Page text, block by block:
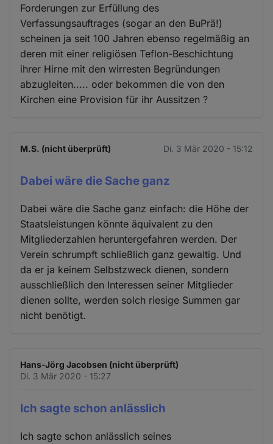
Forderungen zur Erfüllung des
Verfassungsauftrages (sogar an den BuPrä!)
scheinen ja seit 100 Jahren ebenso regelmäßig an
deren mit einer religiösen Teflon-Beschichtung
ihrer Hirne mit den wirresten Begründungen
abzugleiten..... oder bekommen die von den
Kirchen eine Provision für ihr Aussitzen ?
M.S. (nicht überprüft) Di. 3 Mär 2020 - 15:12
Dabei wäre die Sache ganz
Dabei wäre die Sache ganz einfach: die Höhe der
Staatsleistungen könnte äquivalent zu den
Mitgliederzahlen heruntergefahren werden. Der
Verein schrumpft schließlich ganz gewaltig. Und
da er ja keinem Selbstzweck dienen, sondern
ausschließlich den Interessen seiner Mitglieder
dienen sollte, werden solch riesige Summen gar
nicht benötigt.
Hans-Jörg Jacobsen (nicht überprüft)
Di. 3 Mär 2020 - 15:27
Ich sagte schon anlässlich
Ich sagte schon anlässlich seines